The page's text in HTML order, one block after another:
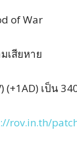
of War
เสียหาย
(+1AD) เป็น
rov.in.th/